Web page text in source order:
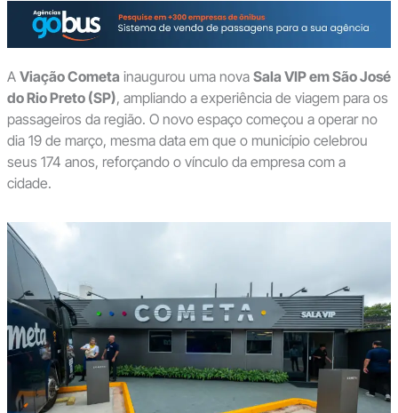
A Viação Cometa inaugurou uma nova Sala VIP em São José
do Rio Preto (SP), ampliando a experiência de viagem para os
passageiros da região. O novo espaço começou a operar no
dia 19 de março, mesma data em que o município celebrou
seus 174 anos, reforçando o vínculo da empresa com a
cidade.